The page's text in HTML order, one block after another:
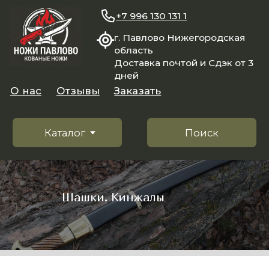
область
Доставка почтой и Сдэк от 3
Поиск
Каталог
Заказать
+7 996 130 131 1
Шашки. Кинжалы